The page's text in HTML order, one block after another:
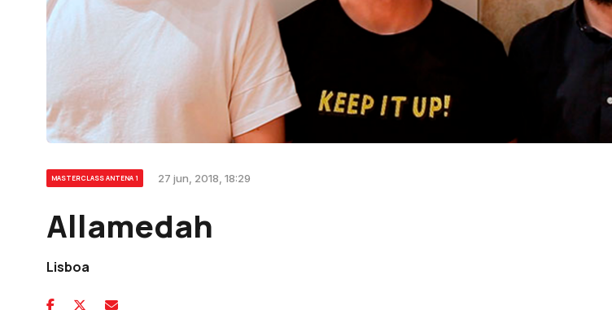
MASTERCLASS ANTENA 1 27 jun, 2018, 18:29
Allamedah
Lisboa